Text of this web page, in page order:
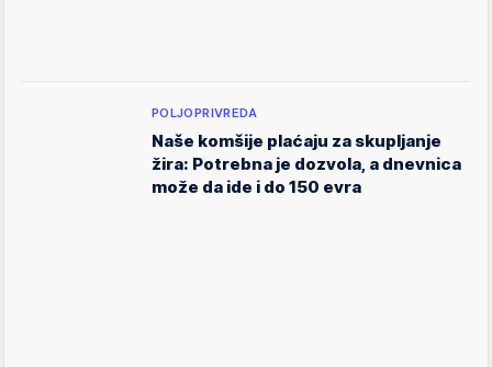
POLJOPRIVREDA
Naše komšije plaćaju za skupljanje
žira: Potrebna je dozvola, a dnevnica
može da ide i do 150 evra